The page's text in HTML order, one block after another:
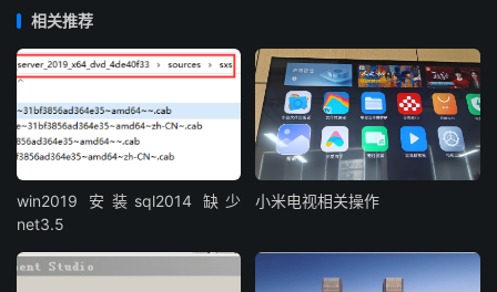
相关推荐
win2019 安装sql2014 缺少
net3.5
小米电视相关操作